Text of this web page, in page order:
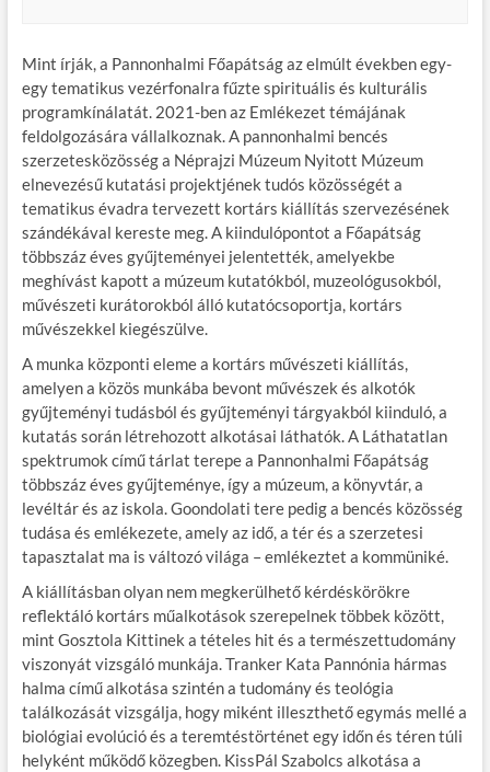
Mint írják, a Pannonhalmi Főapátság az elmúlt években egy-
egy tematikus vezérfonalra fűzte spirituális és kulturális
programkínálatát. 2021-ben az Emlékezet témájának
feldolgozására vállalkoznak. A pannonhalmi bencés
szerzetesközösség a Néprajzi Múzeum Nyitott Múzeum
elnevezésű kutatási projektjének tudós közösségét a
tematikus évadra tervezett kortárs kiállítás szervezésének
szándékával kereste meg. A kiindulópontot a Főapátság
többszáz éves gyűjteményei jelentették, amelyekbe
meghívást kapott a múzeum kutatókból, muzeológusokból,
művészeti kurátorokból álló kutatócsoportja, kortárs
művészekkel kiegészülve.
A munka központi eleme a kortárs művészeti kiállítás,
amelyen a közös munkába bevont művészek és alkotók
gyűjteményi tudásból és gyűjteményi tárgyakból kiinduló, a
kutatás során létrehozott alkotásai láthatók. A Láthatatlan
spektrumok című tárlat terepe a Pannonhalmi Főapátság
többszáz éves gyűjteménye, így a múzeum, a könyvtár, a
levéltár és az iskola. Goondolati tere pedig a bencés közösség
tudása és emlékezete, amely az idő, a tér és a szerzetesi
tapasztalat ma is változó világa – emlékeztet a kommüniké.
A kiállításban olyan nem megkerülhető kérdéskörökre
reflektáló kortárs műalkotások szerepelnek többek között,
mint Gosztola Kittinek a tételes hit és a természettudomány
viszonyát vizsgáló munkája. Tranker Kata Pannónia hármas
halma című alkotása szintén a tudomány és teológia
találkozását vizsgálja, hogy miként illeszthető egymás mellé a
biológiai evolúció és a teremtéstörténet egy időn és téren túli
helyként működő közegben. KissPál Szabolcs alkotása a